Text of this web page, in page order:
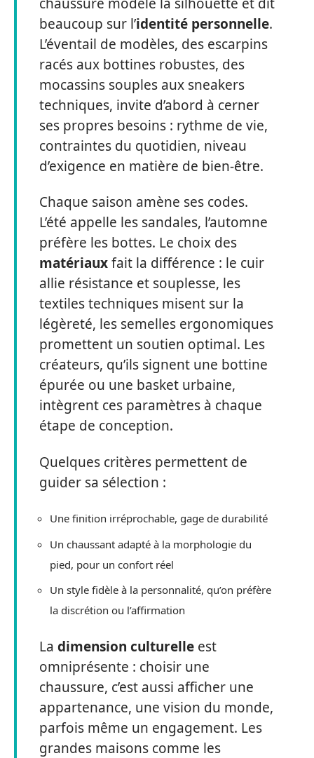
beaucoup sur l’identité personnelle.
L’éventail de modèles, des escarpins
racés aux bottines robustes, des
mocassins souples aux sneakers
techniques, invite d’abord à cerner
ses propres besoins : rythme de vie,
contraintes du quotidien, niveau
d’exigence en matière de bien-être.
Chaque saison amène ses codes.
L’été appelle les sandales, l’automne
préfère les bottes. Le choix des
matériauxfait la différence : le cuir
allie résistance et souplesse, les
textiles techniques misent sur la
légèreté, les semelles ergonomiques
promettent un soutien optimal. Les
créateurs, qu’ils signent une bottine
épurée ou une basket urbaine,
intègrent ces paramètres à chaque
étape de conception.
Quelques critères permettent de
guider sa sélection :
Une finition irréprochable, gage de durabilité
Un chaussant adapté à la morphologie du
pied, pour un confort réel
Un style fidèle à la personnalité, qu’on préfère
la discrétion ou l’affirmation
La dimension culturelle est
omniprésente : choisir une
chaussure, c’est aussi afficher une
appartenance, une vision du monde,
parfois même un engagement. Les
grandes maisons comme les